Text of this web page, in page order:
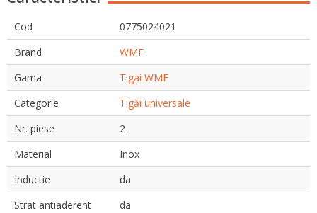
Cod
0775024021
Brand
WMF
Gama
Tigai WMF
Categorie
Tigăi universale
Nr. piese
2
Material
Inox
Inductie
da
Strat antiaderent
da